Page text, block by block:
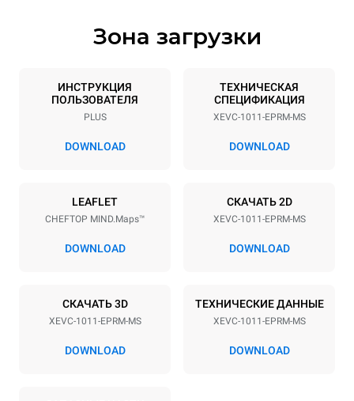
Спецификации противней
10 GN 1/1
Расстояние между лотками
67 mm
Напряжение
3~
Příkon
Потребление в квт·ч и выбросы co2
Зона загрузки
ИНСТРУКЦИЯ
ПОЛЬЗОВАТЕЛЯ
PLUS
DOWNLOAD
ТЕХНИЧЕСКАЯ
СПЕЦИФИКАЦИЯ
XEVC-1011-EPRM-MS
DOWNLOAD
LEAFLET
CHEFTOP MIND.Maps™
DOWNLOAD
СКАЧАТЬ 2D
XEVC-1011-EPRM-MS
DOWNLOAD
СКАЧАТЬ 3D
XEVC-1011-EPRM-MS
DOWNLOAD
ТЕХНИЧЕСКИЕ ДАННЫЕ
XEVC-1011-EPRM-MS
DOWNLOAD